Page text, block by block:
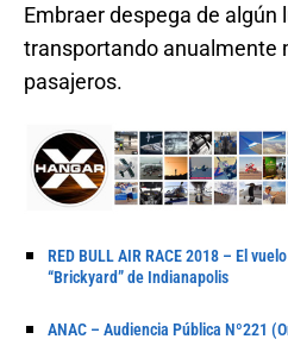
Embraer despega de algún
transportando anualmente
pasajeros.
RED BULL AIR RACE 2018 – El
“Brickyard” de Indianapolis
ANAC – Audiencia Pública Nº221